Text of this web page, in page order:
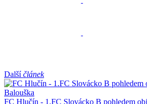
Dalšíčlánek
FC Hlučín - 1.FC Slovácko B pohledem